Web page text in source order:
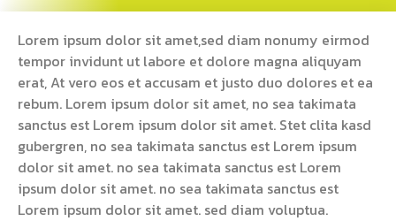
Lorem ipsum dolor sit amet,sed diam nonumy eirmod
tempor invidunt ut labore et dolore magna aliquyam
erat, At vero eos et accusam et justo duo dolores et ea
rebum. Lorem ipsum dolor sit amet, no sea takimata
sanctus est Lorem ipsum dolor sit amet. Stet clita kasd
gubergren, no sea takimata sanctus est Lorem ipsum
dolor sit amet. no sea takimata sanctus est Lorem
ipsum dolor sit amet. no sea takimata sanctus est
Lorem ipsum dolor sit amet. sed diam voluptua.